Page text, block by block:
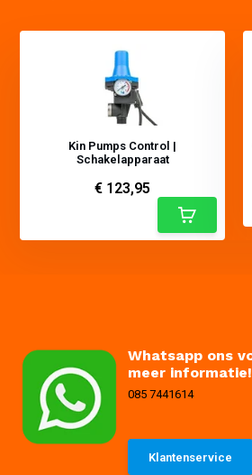
Kin Pumps Control |
Schakelapparaat
€ 123,95
Whatsapp ons
meer informatie!
085 7441614
Klantenservice